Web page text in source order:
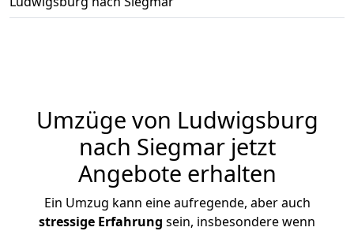
Umzüge von Ludwigsburg
nach Siegmar jetzt
Angebote erhalten
Ein Umzug kann eine aufregende, aber auch
stressige Erfahrung sein, insbesondere wenn